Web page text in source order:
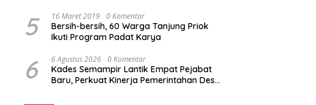
5 16 Maret 2019 0 Komentar
Bersih-bersih, 60 Warga Tanjung Priok
Ikuti Program Padat Karya
6 6 Agustus 2026 0 Komentar
Kades Semampir Lantik Empat Pejabat
Baru, Perkuat Kinerja Pemerintahan Desa